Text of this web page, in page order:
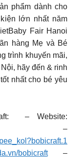
phẩm dành cho
lớn nhất năm
Fair Hanoi
hàng Mẹ và Bé
trình khuyến mãi,
hãy đến & rinh
nhất cho bé yêu
– Website:
bobicraft–